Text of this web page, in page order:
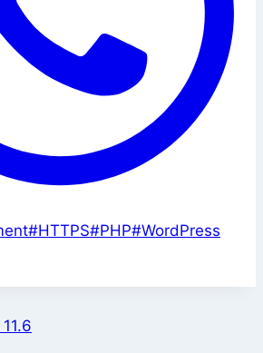
#HTTPS#PHP#WordPress